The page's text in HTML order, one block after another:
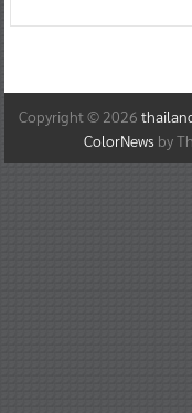
Copyright © 2026
ColorNews by